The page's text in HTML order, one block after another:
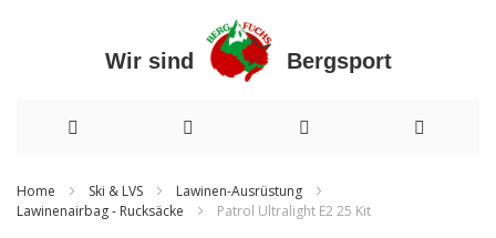
Wir sind Bergsport
zum
Home Ski & LVS
Lawinen-Ausrüstung
Lawinenairbag - Rucksäcke
Patrol Ultralight E2 25 Kit